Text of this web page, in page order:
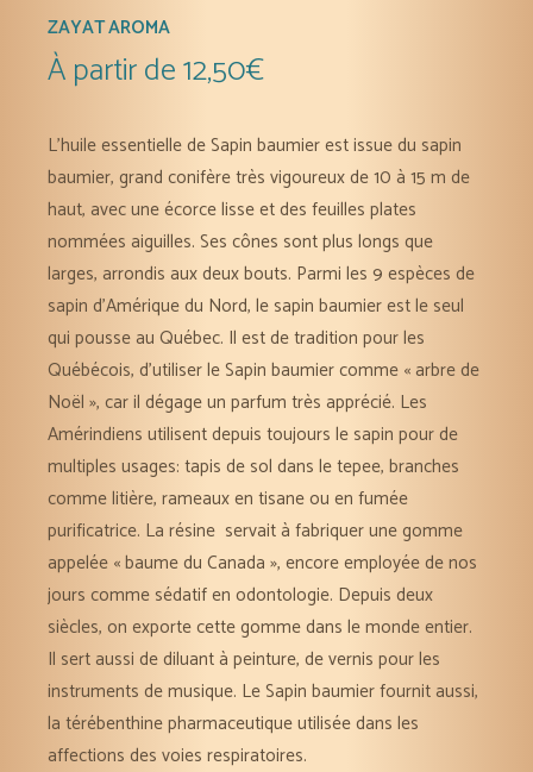
ZAYAT AROMA
À partir de12,50€
L’huile essentielle de Sapin baumier est issue du sapin
baumier, grand conifère très vigoureux de 10 à 15 m de
haut, avec une écorce lisse et des feuilles plates
nommées aiguilles. Ses cônes sont plus longs que
larges, arrondis aux deux bouts. Parmi les 9 espèces de
sapin d’Amérique du Nord, le sapin baumier est le seul
qui pousse au Québec. Il est de tradition pour les
Québécois, d’utiliser le Sapin baumier comme « arbre de
Noël », car il dégage un parfum très apprécié. Les
Amérindiens utilisent depuis toujours le sapin pour de
multiples usages: tapis de sol dans le tepee, branches
comme litière, rameaux en tisane ou en fumée
purificatrice. La résine servait à fabriquer une gomme
appelée « baume du Canada », encore employée de nos
jours comme sédatif en odontologie. Depuis deux
siècles, on exporte cette gomme dans le monde entier.
Il sert aussi de diluant à peinture, de vernis pour les
instruments de musique. Le Sapin baumier fournit aussi,
la térébenthine pharmaceutique utilisée dans les
affections des voies respiratoires.